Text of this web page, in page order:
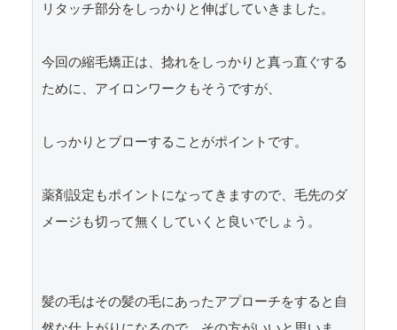
リタッチ部分をしっかりと伸ばしていきました。
今回の縮毛矯正は、捻れをしっかりと真っ直ぐする
ために、アイロンワークもそうですが、
しっかりとブローすることがポイントです。
薬剤設定もポイントになってきますので、毛先のダ
メージも切って無くしていくと良いでしょう。
髪の毛はその髪の毛にあったアプローチをすると自